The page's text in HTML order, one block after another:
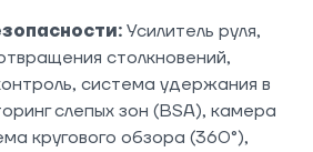
Усилитель руля,
столкновений,
система удержания в
слепых зон (BSA), камера
кругового обзора (360°),